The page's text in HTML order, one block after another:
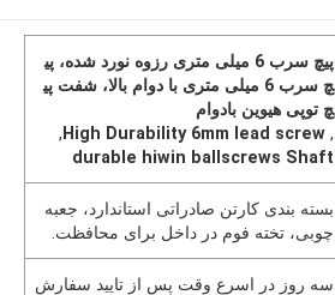
پیچ سرب 6 میلی متری رزوه نورد شده، پی
چ سرب 6 میلی متری با دوام بالا، شفت پی
چ توپی هیوین بادوام
,
High Durability 6mm lead screw
,
durable hiwin ballscrews Shaft
بسته بندی کارتن صادراتی استاندارد، جعبه
چوبی، تخته فوم در داخل برای محافظت.
سه روز در اسرع وقت پس از تایید سفارش